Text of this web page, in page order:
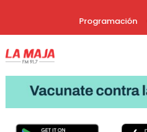
Programación
Radio La Maja